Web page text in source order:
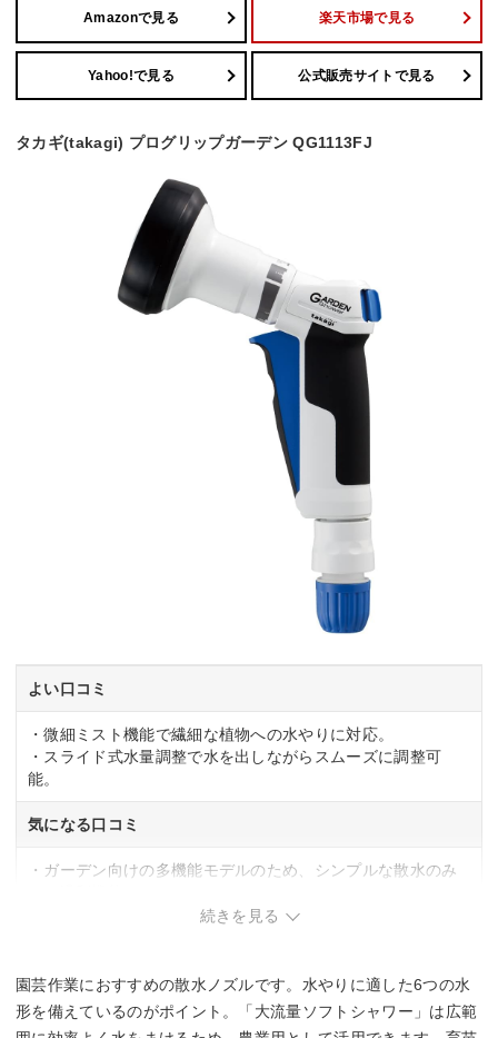
Amazonで見る 楽天市場で見る
Yahoo!で見る 公式販売サイトで見る
タカギ(takagi) プログリップガーデン QG1113FJ
よい口コミ
・微細ミスト機能で繊細な植物への水やりに対応。
・スライド式水量調整で水を出しながらスムーズに調整可
能。
気になる口コミ
・ガーデン向けの多機能モデルのため、シンプルな散水のみ
続きを見る
園芸作業におすすめの散水ノズルです。水やりに適した6つの水
形を備えているのがポイント。「大流量ソフトシャワー」は広範